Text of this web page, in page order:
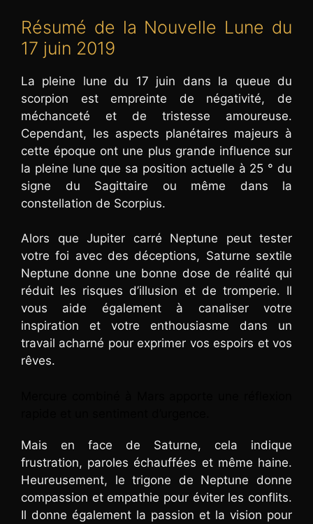
Résumé de la Nouvelle Lune du
17 juin 2019
La pleine lune du 17 juin dans la queue du
scorpion est empreinte de négativité, de
méchanceté et de tristesse amoureuse.
Cependant, les aspects planétaires majeurs à
cette époque ont une plus grande influence sur
la pleine lune que sa position actuelle à 25 ° du
signe du Sagittaire ou même dans la
constellation de Scorpius.
Alors que Jupiter carré Neptune peut tester
votre foi avec des déceptions, Saturne sextile
Neptune donne une bonne dose de réalité qui
réduit les risques d’illusion et de tromperie. Il
vous aide également à canaliser votre
inspiration et votre enthousiasme dans un
travail acharné pour exprimer vos espoirs et vos
rêves.
Mais en face de Saturne, cela indique
frustration, paroles échauffées et même haine.
Heureusement, le trigone de Neptune donne
compassion et empathie pour éviter les conflits.
Il donne également la passion et la vision pour